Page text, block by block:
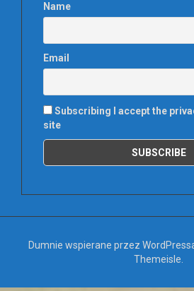
Name
Email
Subscribing I accept the
site
Dumnie wspierane przez
Themeisle.